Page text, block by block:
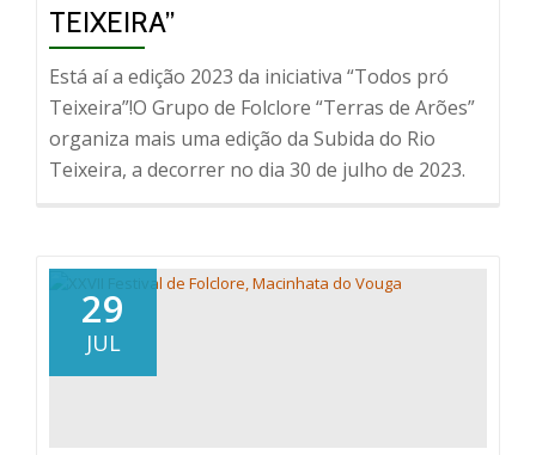
TEIXEIRA”
Está aí a edição 2023 da iniciativa “Todos pró
Teixeira”!O Grupo de Folclore “Terras de Arões”
organiza mais uma edição da Subida do Rio
Teixeira, a decorrer no dia 30 de julho de 2023.
29
JUL